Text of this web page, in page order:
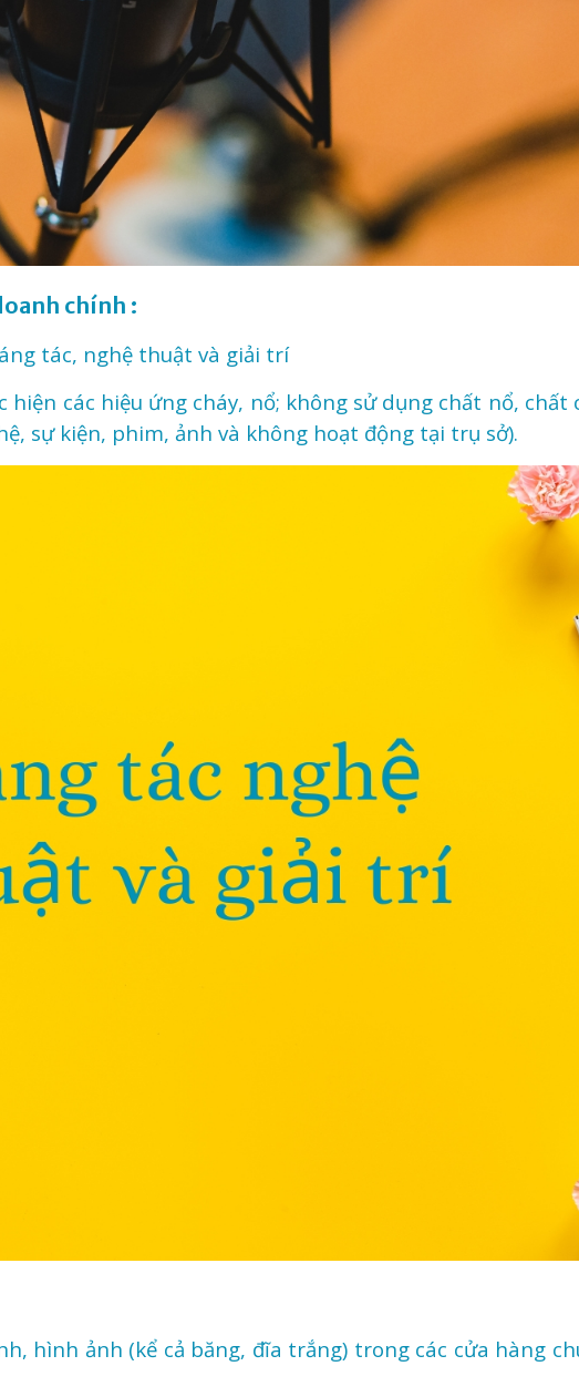
chính :
tác, nghệ thuật và giải trí
các hiệu ứng cháy, nổ; không sử dụng chất nổ, chất
sự kiện, phim, ảnh và không hoạt động tại trụ sở).
hình ảnh (kể cả băng, đĩa trắng) trong các cửa hàng